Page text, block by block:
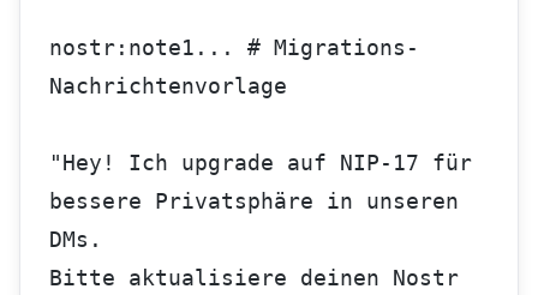
nostr:note1... # Migrations-
Nachrichtenvorlage
"Hey! Ich upgrade auf NIP-17 für
bessere Privatsphäre in unseren
DMs.
Bitte aktualisiere deinen Nostr